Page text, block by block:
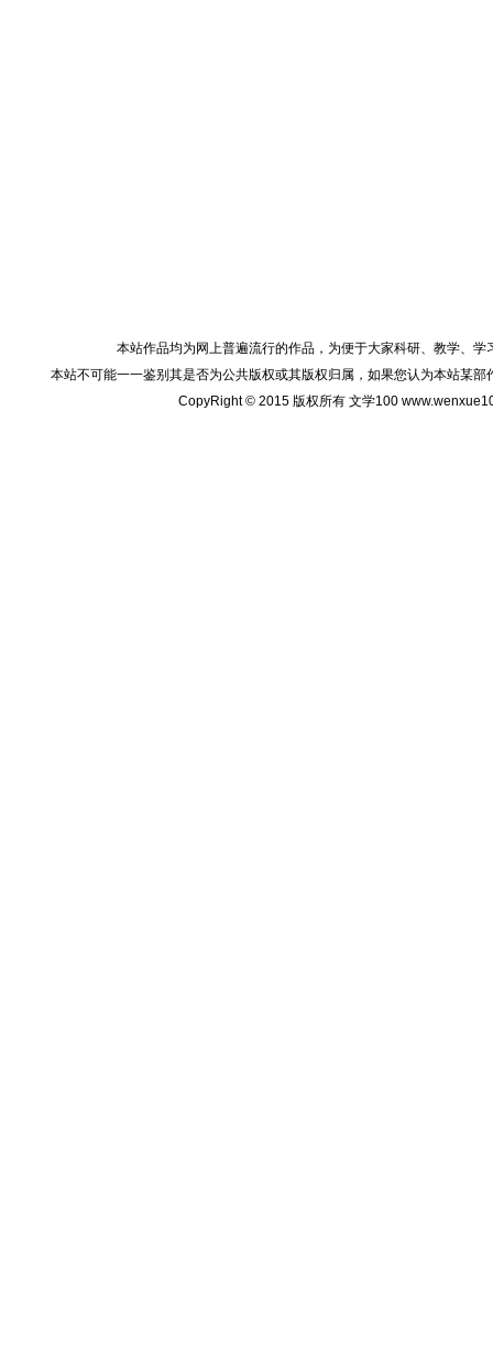
本站作品均为网上普遍流行的作品，为便于大家科研、教学、
本站不可能一一鉴别其是否为公共版权或其版权归属，如果您认为本站某
CopyRight © 2015 版权所有 文学100